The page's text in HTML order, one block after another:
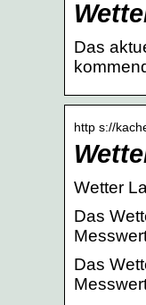
Das
http s://
Wetter
Das
Das